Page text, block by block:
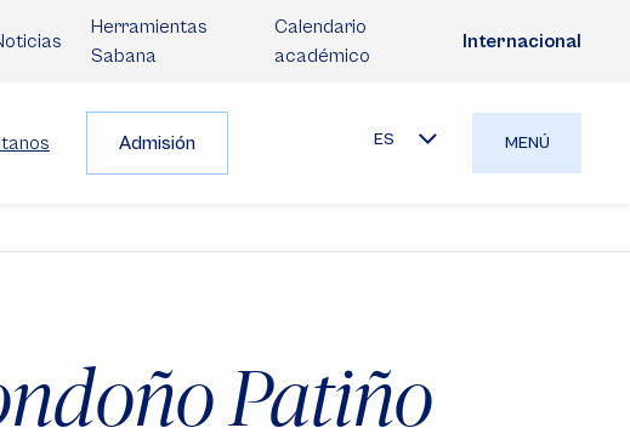
Herramientas
Sabana
Calendario
académico
Internacional
Admisión ES MENÚ
Patiño